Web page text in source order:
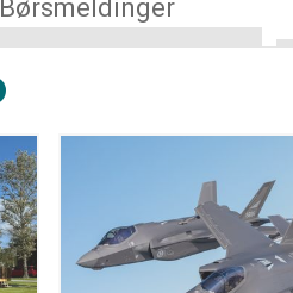
Børsmeldinger